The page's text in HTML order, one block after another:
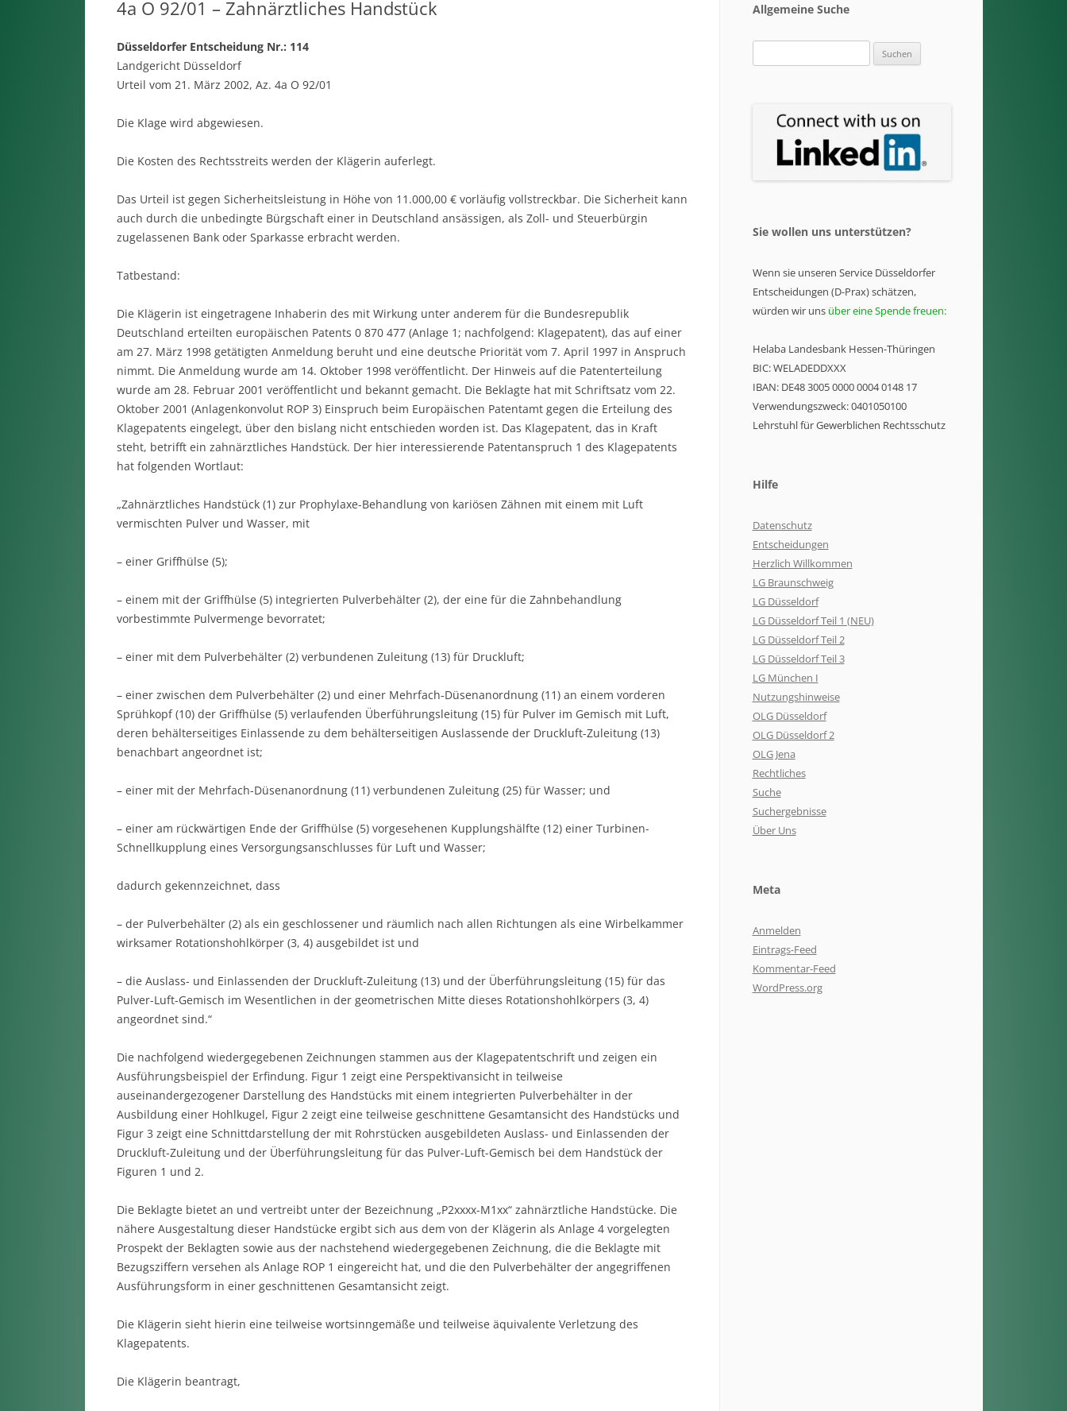
4a O 92/01 – Zahnärztliches Handstück
Düsseldorfer Entscheidung Nr.: 114
Landgericht Düsseldorf
Urteil vom 21. März 2002, Az. 4a O 92/01
Die Klage wird abgewiesen.
Die Kosten des Rechtsstreits werden der Klägerin auferlegt.
Das Urteil ist gegen Sicherheitsleistung in Höhe von 11.000,00 € vorläufig vollstreckbar. Die Sicherheit kann
auch durch die unbedingte Bürgschaft einer in Deutschland ansässigen, als Zoll- und Steuerbürgin
zugelassenen Bank oder Sparkasse erbracht werden.
Tatbestand:
Die Klägerin ist eingetragene Inhaberin des mit Wirkung unter anderem für die Bundesrepublik
Deutschland erteilten europäischen Patents 0 870 477 (Anlage 1; nachfolgend: Klagepatent), das auf einer
am 27. März 1998 getätigten Anmeldung beruht und eine deutsche Priorität vom 7. April 1997 in Anspruch
nimmt. Die Anmeldung wurde am 14. Oktober 1998 veröffentlicht. Der Hinweis auf die Patenterteilung
wurde am 28. Februar 2001 veröffentlicht und bekannt gemacht. Die Beklagte hat mit Schriftsatz vom 22.
Oktober 2001 (Anlagenkonvolut ROP 3) Einspruch beim Europäischen Patentamt gegen die Erteilung des
Klagepatents eingelegt, über den bislang nicht entschieden worden ist. Das Klagepatent, das in Kraft
steht, betrifft ein zahnärztliches Handstück. Der hier interessierende Patentanspruch 1 des Klagepatents
hat folgenden Wortlaut:
„Zahnärztliches Handstück (1) zur Prophylaxe-Behandlung von kariösen Zähnen mit einem mit Luft
vermischten Pulver und Wasser, mit
– einer Griffhülse (5);
– einem mit der Griffhülse (5) integrierten Pulverbehälter (2), der eine für die Zahnbehandlung
vorbestimmte Pulvermenge bevorratet;
– einer mit dem Pulverbehälter (2) verbundenen Zuleitung (13) für Druckluft;
– einer zwischen dem Pulverbehälter (2) und einer Mehrfach-Düsenanordnung (11) an einem vorderen
Sprühkopf (10) der Griffhülse (5) verlaufenden Überführungsleitung (15) für Pulver im Gemisch mit Luft,
deren behälterseitiges Einlassende zu dem behälterseitigen Auslassende der Druckluft-Zuleitung (13)
benachbart angeordnet ist;
– einer mit der Mehrfach-Düsenanordnung (11) verbundenen Zuleitung (25) für Wasser; und
– einer am rückwärtigen Ende der Griffhülse (5) vorgesehenen Kupplungshälfte (12) einer Turbinen-
Schnellkupplung eines Versorgungsanschlusses für Luft und Wasser;
dadurch gekennzeichnet, dass
– der Pulverbehälter (2) als ein geschlossener und räumlich nach allen Richtungen als eine Wirbelkammer
wirksamer Rotationshohlkörper (3, 4) ausgebildet ist und
– die Auslass- und Einlassenden der Druckluft-Zuleitung (13) und der Überführungsleitung (15) für das
Pulver-Luft-Gemisch im Wesentlichen in der geometrischen Mitte dieses Rotationshohlkörpers (3, 4)
angeordnet sind.“
Die nachfolgend wiedergegebenen Zeichnungen stammen aus der Klagepatentschrift und zeigen ein
Ausführungsbeispiel der Erfindung. Figur 1 zeigt eine Perspektivansicht in teilweise
auseinandergezogener Darstellung des Handstücks mit einem integrierten Pulverbehälter in der
Ausbildung einer Hohlkugel, Figur 2 zeigt eine teilweise geschnittene Gesamtansicht des Handstücks und
Figur 3 zeigt eine Schnittdarstellung der mit Rohrstücken ausgebildeten Auslass- und Einlassenden der
Druckluft-Zuleitung und der Überführungsleitung für das Pulver-Luft-Gemisch bei dem Handstück der
Figuren 1 und 2.
Die Beklagte bietet an und vertreibt unter der Bezeichnung „P2xxxx-M1xx“ zahnärztliche Handstücke. Die
nähere Ausgestaltung dieser Handstücke ergibt sich aus dem von der Klägerin als Anlage 4 vorgelegten
Prospekt der Beklagten sowie aus der nachstehend wiedergegebenen Zeichnung, die die Beklagte mit
Bezugsziffern versehen als Anlage ROP 1 eingereicht hat, und die den Pulverbehälter der angegriffenen
Ausführungsform in einer geschnittenen Gesamtansicht zeigt.
Die Klägerin sieht hierin eine teilweise wortsinngemäße und teilweise äquivalente Verletzung des
Klagepatents.
Die Klägerin beantragt,
Allgemeine Suche
nach:
Sie wollen uns unterstützen?
Wenn sie unseren Service Düsseldorfer
Entscheidungen (D-Prax) schätzen,
würden wir uns über eine Spende freuen:
Helaba Landesbank Hessen-Thüringen
BIC: WELADEDDXXX
IBAN: DE48 3005 0000 0004 0148 17
Verwendungszweck: 0401050100
Lehrstuhl für Gewerblichen Rechtsschutz
Hilfe
Datenschutz
Entscheidungen
Herzlich Willkommen
LG Braunschweig
LG Düsseldorf
LG Düsseldorf Teil 1 (NEU)
LG Düsseldorf Teil 2
LG Düsseldorf Teil 3
LG München I
Nutzungshinweise
OLG Düsseldorf
OLG Düsseldorf 2
OLG Jena
Rechtliches
Suche
Suchergebnisse
Über Uns
Meta
Anmelden
Eintrags-Feed
Kommentar-Feed
WordPress.org